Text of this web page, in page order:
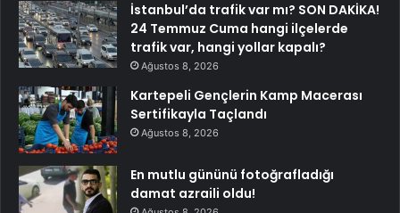
İstanbul’da trafik var mı? SON DAKİKA!
24 Temmuz Cuma hangi ilçelerde
trafik var, hangi yollar kapalı?
Ağustos 8, 2026
Kartepeli Gençlerin Kamp Macerası
Sertifikayla Taçlandı
Ağustos 8, 2026
En mutlu gününü fotoğrafladığı
damat azraili oldu!